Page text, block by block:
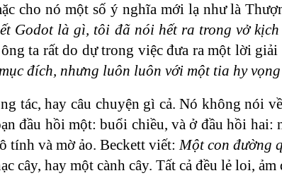
cho nó một số ý nghĩa mới lạ như là
Godot là gì, tôi đã nói hết ra trong vở
ta rất do dự trong việc đưa ra một lời giải
đích, nhưng luôn luôn với một tia hy
tác, hay câu chuyện gì cả. Nó không nói
đầu hồi một: buổi chiều, và ở đầu hồi hai:
tính và mờ ảo. Beckett viết:Một con đường
cây, hay một cành cây. Tất cả đều lẻ loi,